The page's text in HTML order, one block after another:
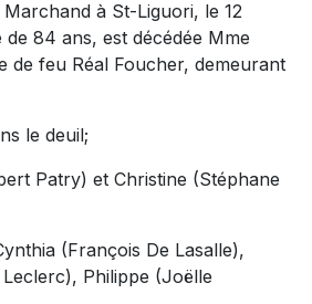
à St-Liguori, le 12
84 ans, est décédée Mme
de feu Réal Foucher, demeurant
le deuil;
Patry) et Christine (Stéphane
(François De Lasalle),
Philippe (Joëlle